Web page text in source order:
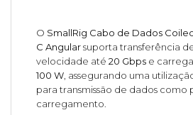
O SmallRig Cabo de Dados
C Angularsuporta transferência
velocidade até20 Gbps e
100 W , assegurando uma
para transmissão de dados como
carregamento.